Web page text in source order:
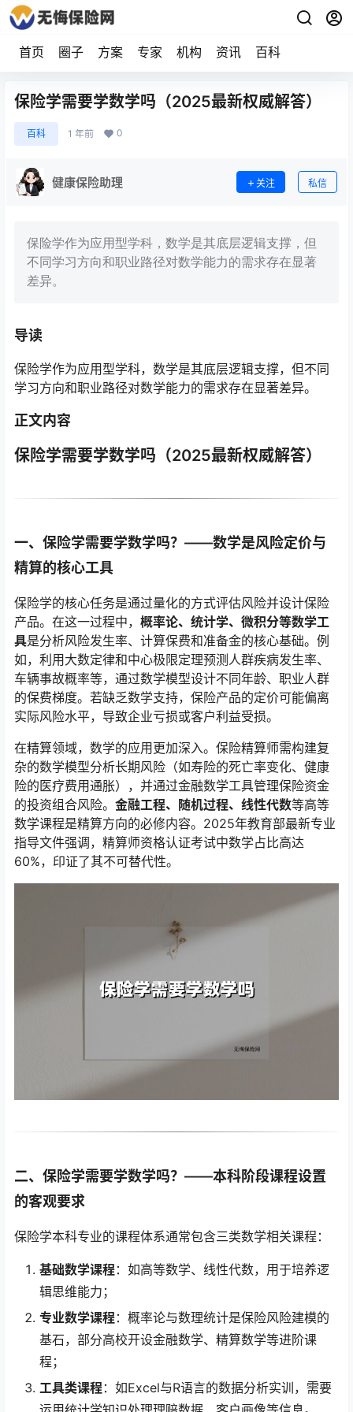
首页 圈子 方案 专家 机构 资讯 百科
保险学需要学数学吗（2025最新权威解答）
百科 1 年前 0
健康保险助理 关注 私信
保险学作为应用型学科，数学是其底层逻辑支撑，但
不同学习方向和职业路径对数学能力的需求存在显著
差异。
导读
保险学作为应用型学科，数学是其底层逻辑支撑，但不同
学习方向和职业路径对数学能力的需求存在显著差异。
正文内容
保险学需要学数学吗（2025最新权威解答）
一、保险学需要学数学吗？——数学是风险定价与
精算的核心工具
保险学的核心任务是通过量化的方式评估风险并设计保险
产品。在这一过程中， 概率论、统计学、微积分等数学工
具是分析风险发生率、计算保费和准备金的核心基础。例
如，利用大数定律和中心极限定理预测人群疾病发生率、
车辆事故概率等，通过数学模型设计不同年龄、职业人群
的保费梯度。若缺乏数学支持，保险产品的定价可能偏离
实际风险水平，导致企业亏损或客户利益受损。
在精算领域，数学的应用更加深入。保险精算师需构建复
杂的数学模型分析长期风险（如寿险的死亡率变化、健康
险的医疗费用通胀），并通过金融数学工具管理保险资金
的投资组合风险。 金融工程、随机过程、线性代数等高等
数学课程是精算方向的必修内容。2025年教育部最新专业
指导文件强调，精算师资格认证考试中数学占比高达
60%，印证了其不可替代性。
二、保险学需要学数学吗？——本科阶段课程设置
的客观要求
保险学本科专业的课程体系通常包含三类数学相关课程：
基础数学课程：如高等数学、线性代数，用于培养逻
辑思维能力；
专业数学课程：概率论与数理统计是保险风险建模的
基石，部分高校开设金融数学、精算数学等进阶课
程；
工具类课程：如Excel与R语言的数据分析实训，需要